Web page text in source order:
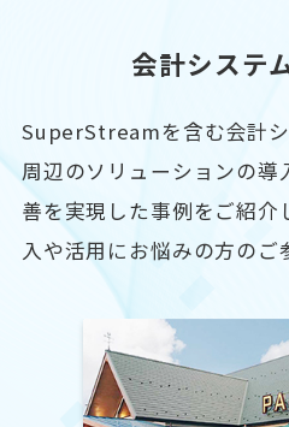
会計システ
SuperStreamを含む会計
周辺のソリューションの導
善を実現した事例をご紹介
入や活用にお悩みの方のご